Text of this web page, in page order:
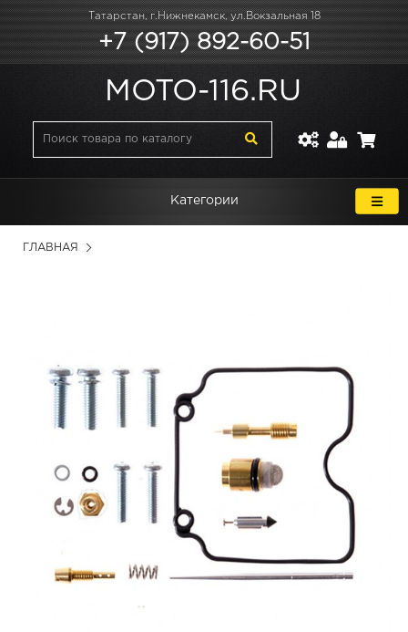
Татарстан, г.Нижнекамск, ул.Вокзальная 18
+7 (917) 892-60-51
MOTO-116.RU
Категории
ГЛАВНАЯ